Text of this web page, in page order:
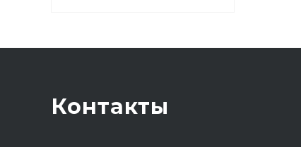
Контакты